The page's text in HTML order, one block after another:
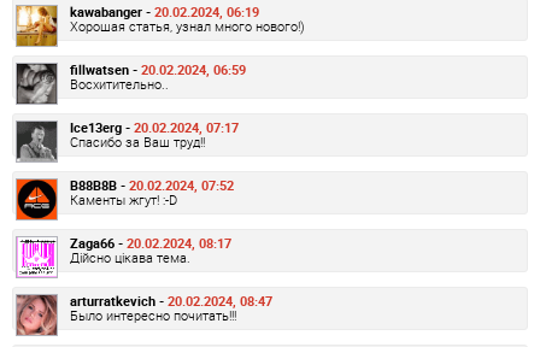
kawabanger - 20.02.2024, 06:19
Хорошая статья, узнал много нового!)
fillwatsen - 20.02.2024, 06:59
Восхитительно..
Ice13erg - 20.02.2024, 07:17
Спасибо за Ваш труд!!
B88B8B - 20.02.2024, 07:52
Каменты жгут! :-D
Zaga66 - 20.02.2024, 08:17
Дійсно цікава тема.
arturratkevich - 20.02.2024, 08:47
Было интересно почитать!!!